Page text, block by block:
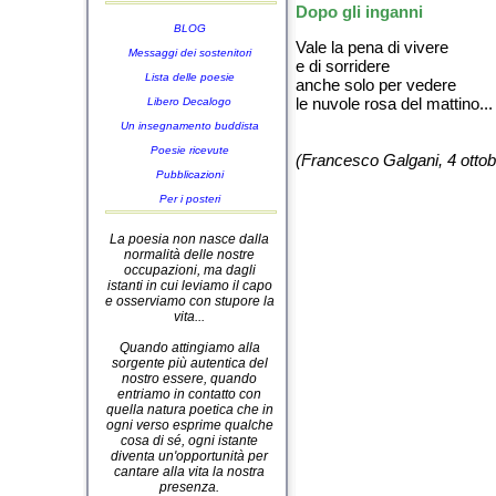
BLOG
Messaggi dei sostenitori
Lista delle poesie
Libero Decalogo
Un insegnamento buddista
Poesie ricevute
Pubblicazioni
Per i posteri
La poesia non nasce dalla
normalità delle nostre
occupazioni, ma dagli
istanti in cui leviamo il capo
e osserviamo con stupore la
vita...
Quando attingiamo alla
sorgente più autentica del
nostro essere, quando
entriamo in contatto con
quella natura poetica che in
ogni verso esprime qualche
cosa di sé, ogni istante
diventa un'opportunità per
cantare alla vita la nostra
presenza.
Dopo gli inganni
Vale la pena di vivere
e di sorridere
anche solo per vedere
le nuvole rosa del mattino...
(Francesco Galgani, 4